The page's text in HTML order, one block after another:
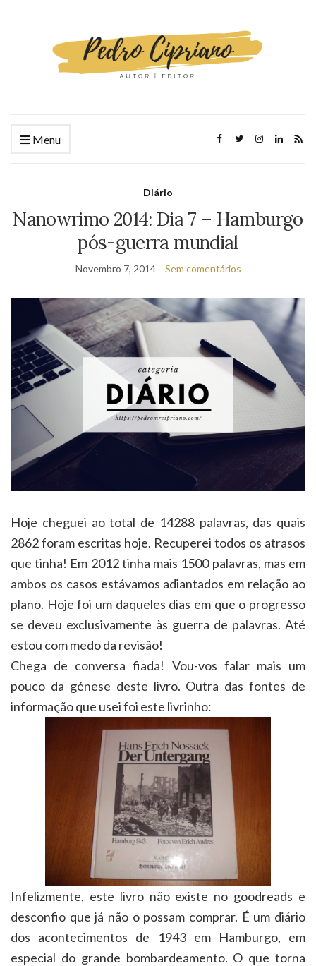
Menu
Diário
Nanowrimo 2014: Dia 7 – Hamburgo
pós-guerra mundial
Novembro 7, 2014 Sem comentários
Hoje cheguei ao total de 14288 palavras, das quais
2862 foram escritas hoje. Recuperei todos os atrasos
que tinha! Em 2012 tinha mais 1500 palavras, mas em
ambos os casos estávamos adiantados em relação ao
plano. Hoje foi um daqueles dias em que o progresso
se deveu exclusivamente às guerra de palavras. Até
estou com medo da revisão!
Chega de conversa fiada! Vou-vos falar mais um
pouco da génese deste livro. Outra das fontes de
informação que usei foi este livrinho:
Infelizmente, este livro não existe no goodreads e
desconfio que já não o possam comprar. É um diário
dos acontecimentos de 1943 em Hamburgo, em
especial do grande bombardeamento. O que torna